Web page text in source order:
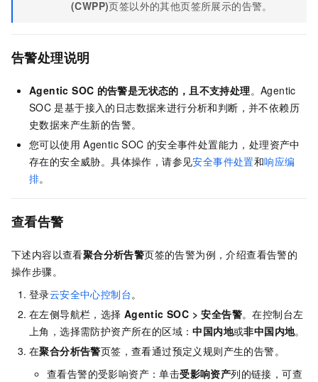
(CWPP)页签以外的其他页签所展示的告警。
告警处理说明
Agentic SOC 的告警是无状态的，且不支持处理。Agentic
SOC 是基于接入的日志数据来进行分析和判断，并不依赖历
史数据来产生新的告警。
您可以使用 Agentic SOC 的安全事件处置能力，处理资产中
存在的安全威胁。具体操作，请参见安全事件处置和响应编
排。
查看告警
下述内容以查看聚合分析告警页签的告警为例，介绍查看告警的
操作步骤。
登录云安全中心控制台。
在左侧导航栏，选择 Agentic SOC >安全告警。在控制台左
上角，选择需防护资产所在的区域：中国内地或非中国内地。
在聚合分析告警页签，查看通过预定义规则产生的告警。
查看告警的受影响资产：单击受影响资产列的链接，可查